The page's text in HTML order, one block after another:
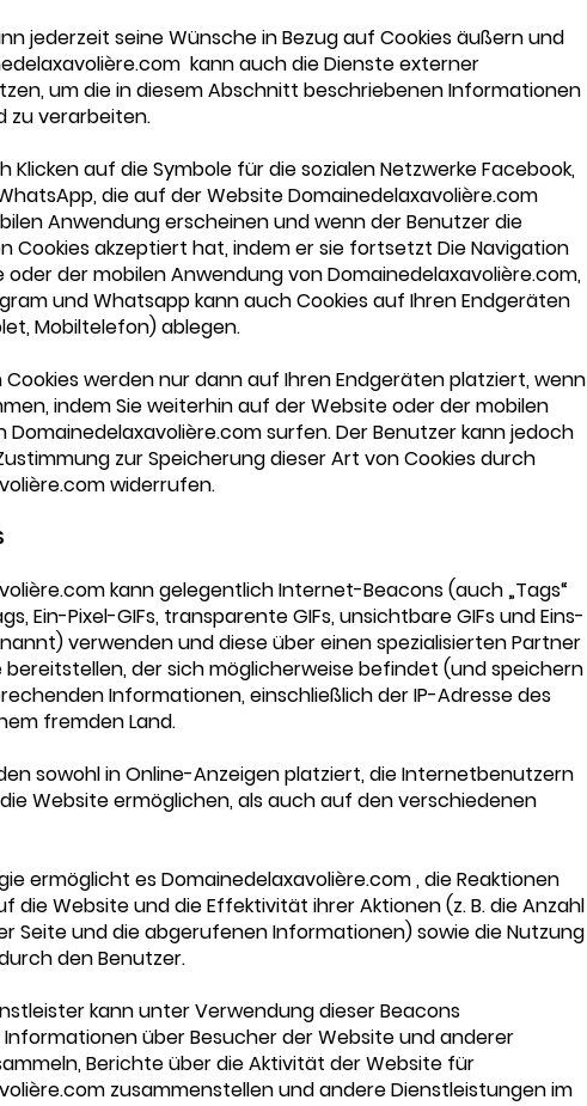
jederzeit seine Wünsche in Bezug auf Cookies äußern und
kann auch die Dienste externer
um die in diesem Abschnitt beschriebenen Informationen
zu verarbeiten.
Klicken auf die Symbole für die sozialen Netzwerke Facebook,
die auf der Website Domainedelaxavolière.com
Anwendung erscheinen und wenn der Benutzer die
Cookies akzeptiert hat, indem er sie fortsetzt Die Navigation
der mobilen Anwendung von Domainedelaxavolière.com,
und Whatsapp kann auch Cookies auf Ihren Endgeräten
Mobiltelefon) ablegen.
Cookies werden nur dann auf Ihren Endgeräten platziert, wenn
indem Sie weiterhin auf der Website oder der mobilen
Domainedelaxavolière.com surfen. Der Benutzer kann jedoch
zur Speicherung dieser Art von Cookies durch
widerrufen.
kann gelegentlich Internet-Beacons (auch „Tags“
Ein-Pixel-GIFs, transparente GIFs, unsichtbare GIFs und Eins-
verwenden und diese über einen spezialisierten Partner
bereitstellen, der sich möglicherweise befindet (und speichern
Informationen, einschließlich der IP-Adresse des
fremden Land.
sowohl in Online-Anzeigen platziert, die Internetbenutzern
Website ermöglichen, als auch auf den verschiedenen
ermöglicht es Domainedelaxavolière.com , die Reaktionen
die Website und die Effektivität ihrer Aktionen (z. B. die Anzahl
Seite und die abgerufenen Informationen) sowie die Nutzung
den Benutzer.
kann unter Verwendung dieser Beacons
über Besucher der Website und anderer
Berichte über die Aktivität der Website für
zusammenstellen und andere Dienstleistungen im